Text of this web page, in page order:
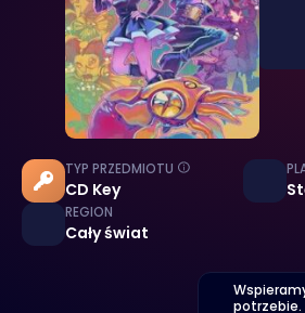
TYP PRZEDMIOTU
CD Key
REGION
Cały świat
potrzebie.